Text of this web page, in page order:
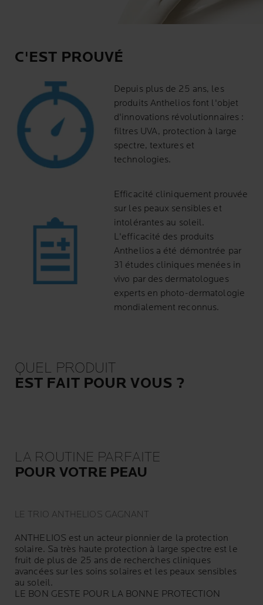
C'EST PROUVÉ
Depuis plus de 25 ans, les
produits Anthelios font l'objet
d'innovations révolutionnaires :
filtres UVA, protection à large
spectre, textures et
technologies.
Efficacité cliniquement prouvée
sur les peaux sensibles et
intolérantes au soleil.
L'efficacité des produits
Anthelios a été démontrée par
31 études cliniques menées in
vivo par des dermatologues
experts en photo-dermatologie
mondialement reconnus.
QUEL PRODUIT
EST FAIT POUR VOUS ?
LA ROUTINE PARFAITE
POUR VOTRE PEAU
LE TRIO ANTHELIOS GAGNANT
ANTHELIOS est un acteur pionnier de la protection
solaire. Sa très haute protection à large spectre est le
fruit de plus de 25 ans de recherches cliniques
avancées sur les soins solaires et les peaux sensibles
au soleil.
LE BON GESTE POUR LA BONNE PROTECTION